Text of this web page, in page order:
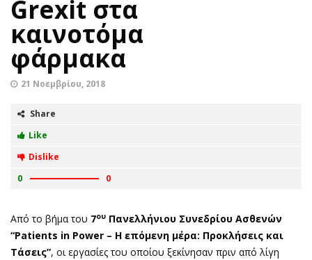
Grexit στα
καινοτόμα
φάρμακα
21 Νοεμβρίου, 2018
Share
Like
Dislike
0
0
Από το βήμα του 7ου Πανελλήνιου Συνεδρίου Ασθενών
“Patients in Power – Η επόμενη μέρα: Προκλήσεις και
Τάσεις”, οι εργασίες του οποίου ξεκίνησαν πριν από λίγη